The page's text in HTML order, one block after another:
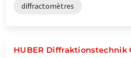
diffractomètres
HUBER Diffraktionstechnik